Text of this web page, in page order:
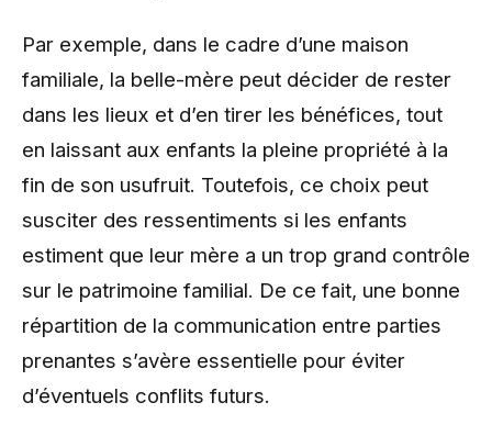
Par exemple, dans le cadre d’une maison
familiale, la belle-mère peut décider de rester
dans les lieux et d’en tirer les bénéfices, tout
en laissant aux enfants la pleine propriété à la
fin de son usufruit. Toutefois, ce choix peut
susciter des ressentiments si les enfants
estiment que leur mère a un trop grand contrôle
sur le patrimoine familial. De ce fait, une bonne
répartition de la communication entre parties
prenantes s’avère essentielle pour éviter
d’éventuels conflits futurs.